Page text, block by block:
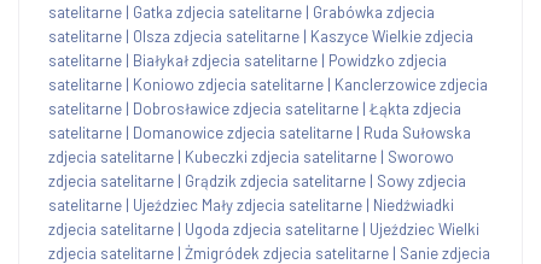
satelitarne | Gatka zdjecia satelitarne | Grabówka zdjecia
satelitarne | Olsza zdjecia satelitarne | Kaszyce Wielkie zdjecia
satelitarne | Białykał zdjecia satelitarne | Powidzko zdjecia
satelitarne | Koniowo zdjecia satelitarne | Kanclerzowice zdjecia
satelitarne | Dobrosławice zdjecia satelitarne | Łąkta zdjecia
satelitarne | Domanowice zdjecia satelitarne | Ruda Sułowska
zdjecia satelitarne | Kubeczki zdjecia satelitarne | Sworowo
zdjecia satelitarne | Grądzik zdjecia satelitarne | Sowy zdjecia
satelitarne | Ujeździec Mały zdjecia satelitarne | Niedźwiadki
zdjecia satelitarne | Ugoda zdjecia satelitarne | Ujeździec Wielki
zdjecia satelitarne | Żmigródek zdjecia satelitarne | Sanie zdjecia